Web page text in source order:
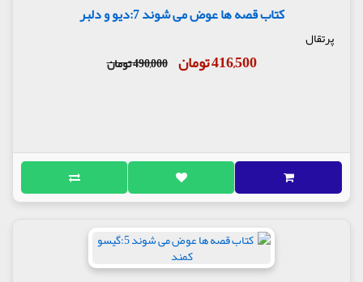
کتاب قصه ها عوض می شوند 7:دیو و دلبر
پرتقال
416,500 تومان 490,000 تومان